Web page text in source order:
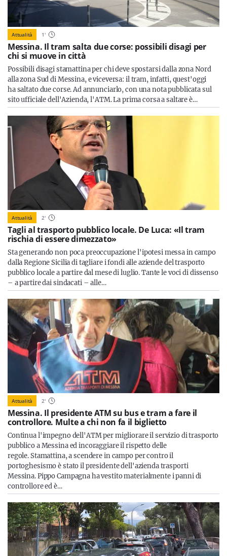
Attualità 1'
Messina. Il tram salta due corse: possibili disagi per
chi si muove in città
Possibili disagi stamattina per chi deve spostarsi dalla zona Nord
alla zona Sud di Messina, e viceversa: il tram, infatti, quest'oggi
ha saltato due corse. Ad annunciarlo, con una nota pubblicata sul
sito ufficiale dell'Azienda, l'ATM. La prima corsa a saltare è…
Attualità 2'
Tagli al trasporto pubblico locale. De Luca: «Il tram
rischia di essere dimezzato»
Sta generando non poca preoccupazione l'ipotesi messa in campo
dalla Regione Sicilia di tagliare i fondi alle aziende del trasporto
pubblico locale a partire dal mese di luglio. Tante le voci di dissenso
– a partire dai sindacati – alle…
Attualità 2'
Messina. Il presidente ATM su bus e tram a fare il
controllore. Multe a chi non fa il biglietto
Continua l'impegno dell'ATM per migliorare il servizio di trasporto
pubblico a Messina ed incoraggiare il rispetto delle
regole. Stamattina, a scendere in campo per contro il
portoghesismo è stato il presidente dell'azienda trasporti
Messina. Pippo Campagna ha vestito materialmente i panni di
controllore ed è…